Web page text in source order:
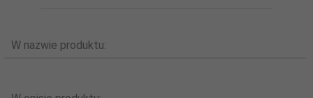
W nazwie produktu: